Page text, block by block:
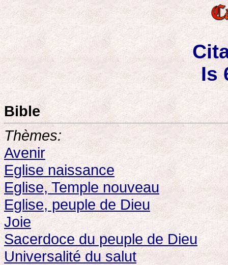
Is
Bible
Thèmes:
Avenir
Eglise naissance
Eglise, Temple nouveau
Eglise, peuple de Dieu
Joie
Sacerdoce du peuple de Dieu
Universalité du salut